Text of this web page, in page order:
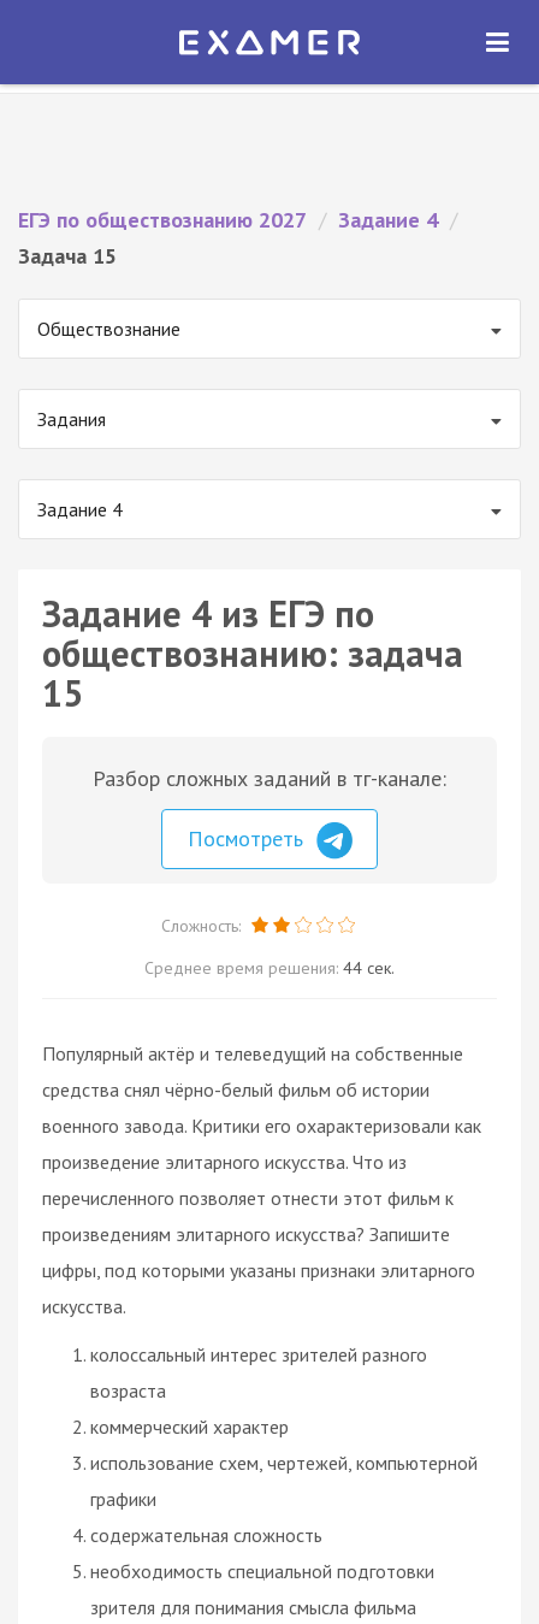
Экзамер — ЕГЭ 2027
ОТКРЫТЬ
ЕГЭ по обществознанию 2027 / Задание 4 /
Задача 15
Обществознание
Задания
Задание 4
Задание 4 из ЕГЭ по
обществознанию: задача
15
Разбор сложных заданий в тг-канале:
Посмотреть
Сложность:
Среднее время решения: 44 сек.
Популярный актёр и телеведущий на собственные
средства снял чёрно-белый фильм об истории
военного завода. Критики его охарактеризовали как
произведение элитарного искусства. Что из
перечисленного позволяет отнести этот фильм к
произведениям элитарного искусства? Запишите
цифры, под которыми указаны признаки элитарного
искусства.
колоссальный интерес зрителей разного
возраста
коммерческий характер
использование схем, чертежей, компьютерной
графики
содержательная сложность
необходимость специальной подготовки
зрителя для понимания смысла фильма